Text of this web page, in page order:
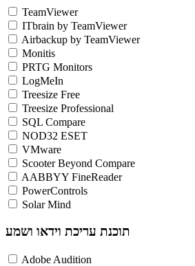
TeamViewer
ITbrain by TeamViewer
Airbackup by TeamViewer
Monitis
PRTG Monitors
LogMeIn
Treesize Free
Treesize Professional
SQL Compare
NOD32 ESET
VMware
Scooter Beyond Compare
AABBYY FineReader
PowerControls
Solar Mind
תוכנת עריכת וידאו ושמע
Adobe Audition